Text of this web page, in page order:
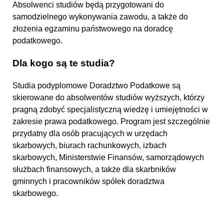
Absolwenci studiów będą przygotowani do
samodzielnego wykonywania zawodu, a także do
złożenia egzaminu państwowego na doradcę
podatkowego.
Dla kogo są te studia?
Studia podyplomowe Doradztwo Podatkowe są
skierowane do absolwentów studiów wyższych, którzy
pragną zdobyć specjalistyczną wiedzę i umiejętności w
zakresie prawa podatkowego. Program jest szczególnie
przydatny dla osób pracujących w urzędach
skarbowych, biurach rachunkowych, izbach
skarbowych, Ministerstwie Finansów, samorządowych
służbach finansowych, a także dla skarbników
gminnych i pracowników spółek doradztwa
skarbowego.